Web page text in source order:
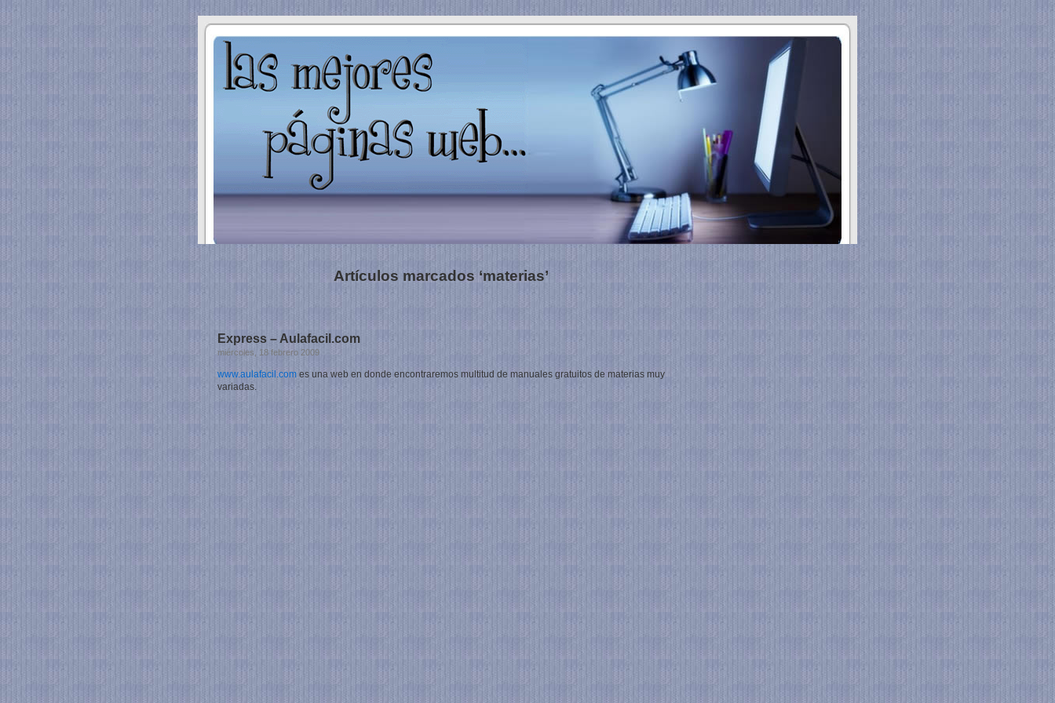
Artículos marcados ‘materias’
Express – Aulafacil.com
miércoles, 18 febrero 2009
www.aulafacil.com es una web en donde encontraremos multitud de manuales gratuitos de materias muy
variadas.